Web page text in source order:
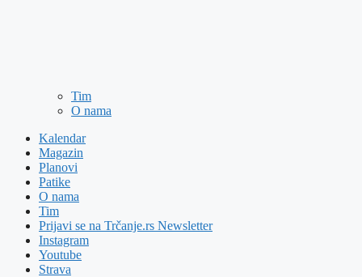
Tim
O nama
Kalendar
Magazin
Planovi
Patike
O nama
Tim
Prijavi se na Trčanje.rs Newsletter
Instagram
Youtube
Strava